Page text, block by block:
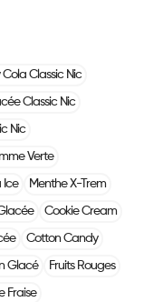
Cola Classic Nic
Classic Nic
Nic
Verte
Ice Menthe X-Trem
Cookie Cream
Cotton Candy
Glacé Fruits Rouges
Fraise